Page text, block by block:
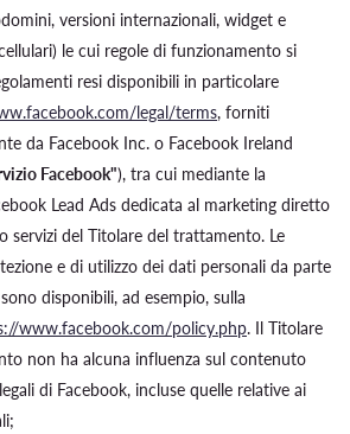
versioni internazionali, widget e
le cui regole di funzionamento si
resi disponibili in particolare
legal/terms, forniti
da Facebook Inc. o Facebook Ireland
Facebook"), tra cui mediante la
Lead Ads dedicata al marketing diretto
servizi del Titolare del trattamento. Le
e di utilizzo dei dati personali da parte
disponibili, ad esempio, sulla
www.facebook.com/policy.php. Il Titolare
non ha alcuna influenza sul contenuto
di Facebook, incluse quelle relative ai